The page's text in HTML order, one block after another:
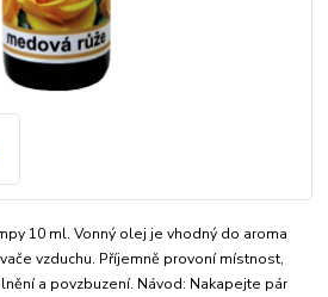
10 ml. Vonný olej je vhodný do aroma
vzduchu. Příjemně provoní místnost,
a povzbuzení. Návod: Nakapejte pár